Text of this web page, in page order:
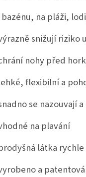
bazénu, na pláži,
snižují riziko
nohy před
flexibilní a
se nazouvají
na plavání
látka rychle
a